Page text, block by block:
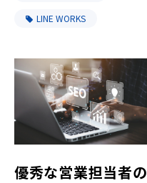
LINE WORKS
優秀な営業担当者の